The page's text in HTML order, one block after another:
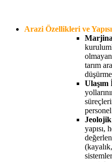
Arazi Özellikleri ve
tarım
Ulaşım
yapısı,